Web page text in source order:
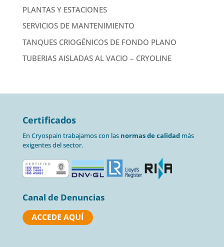
PLANTAS Y ESTACIONES
SERVICIOS DE MANTENIMIENTO
TANQUES CRIOGÉNICOS DE FONDO PLANO
TUBERIAS AISLADAS AL VACIO – CRYOLINE
Certificados
En Cryospain trabajamos con las normas de calidadmás
exigentes del sector.
Canal de Denuncias